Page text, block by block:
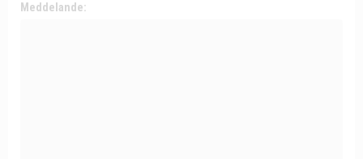
Meddelande: